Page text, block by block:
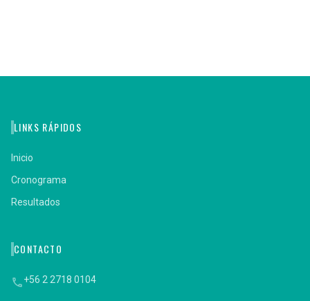
LINKS RÁPIDOS
Inicio
Cronograma
Resultados
CONTACTO
phone+56 2 2718 0104